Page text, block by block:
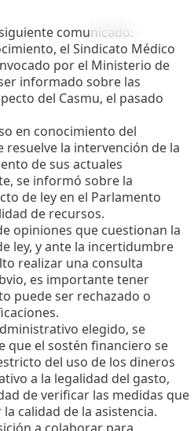
comunicado:
el Sindicato Médico
por el Ministerio de
informado sobre las
del Casmu, el pasado
en conocimiento del
la intervención de la
de sus actuales
se informó sobre la
de ley en el Parlamento
de recursos.
opiniones que cuestionan la
ley, y ante la incertidumbre
realizar una consulta
es importante tener
puede ser rechazado o
elegido, se
que el sostén financiero se
del uso de los dineros
a la legalidad del gasto,
de verificar las medidas que
calidad de la asistencia.